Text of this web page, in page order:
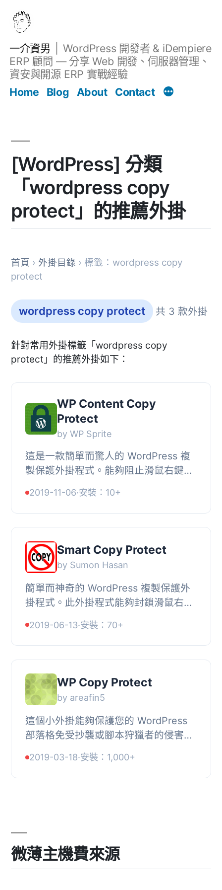
一介資男
WordPress 開發者 & iDempiere
ERP 顧問 — 分享 Web 開發、伺服器管理、
資安與開源 ERP 實戰經驗
Home
Blog About Contact
[WordPress] 分類
「wordpress copy
protect」的推薦外掛
首頁 › 外掛目錄 › 標籤：wordpress copy
protect
wordpress copy protect 共 3 款外掛
針對常用外掛標籤「wordpress copy
protect」的推薦外掛如下：
WP Content Copy
Protect
by WP Sprite
這是一款簡單而驚人的 WordPress 複
製保護外掛程式。能夠阻止滑鼠右鍵、
使用。, 外掛程式特點, , 禁用右鍵選單,
禁用文...
2019-11-06·安裝：10+
Smart Copy Protect
by Sumon Hasan
簡單而神奇的 WordPress 複製保護外
掛程式。此外掛程式能夠封鎖滑鼠右
操作。,
http://www.sumonhasan.com/smart-
copy-pr...
2019-06-13·安裝：70+
WP Copy Protect
by areafin5
這個小外掛能夠保護您的 WordPress
部落格免受抄襲或腳本狩獵者的侵害。
人內容的部落客複製貼上。, 這個輕量
級的外掛讓您...
2019-03-18·安裝：1,000+
微薄主機費來源
文章 Filter